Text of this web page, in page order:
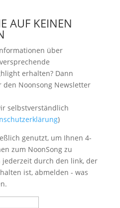
AUF KEINEN
über
erhalten? Dann
den Noonsong Newsletter
selbstverständlich
)
genutzt, um Ihnen 4-
zum NoonSong zu
jederzeit durch den link, der
ist, abmelden - was